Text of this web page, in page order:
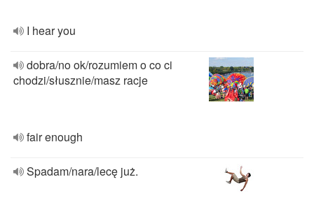
I hear you
dobra/no ok/rozumiem o co ci
chodzi/słusznie/masz racje
fair enough
Spadam/nara/lecę już.